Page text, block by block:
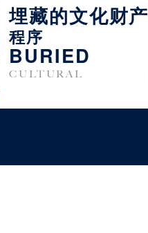
埋藏的文化财产
程序
BURIED
CULTURAL